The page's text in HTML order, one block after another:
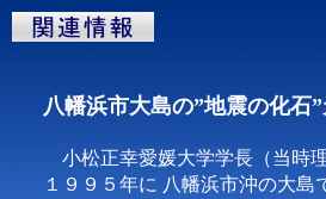
八幡浜市大島の”地震の化石
小松正幸愛媛大学学長（当時
１９９５年に 八幡浜市沖の大